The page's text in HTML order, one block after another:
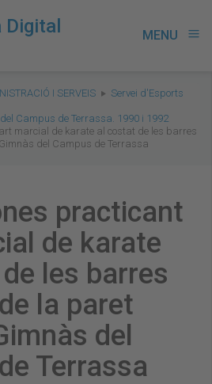
MENU menu
I SERVEIS
Servei d'Esports
Campus de Terrassa. 1990 i 1992
marcial de karate al costat de les barres
del Campus de Terrassa
practicant
de karate
les barres
la paret
del
Terrassa